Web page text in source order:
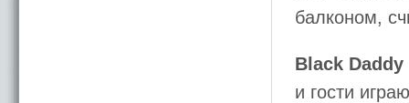
балконом,
Black Daddy
и гости